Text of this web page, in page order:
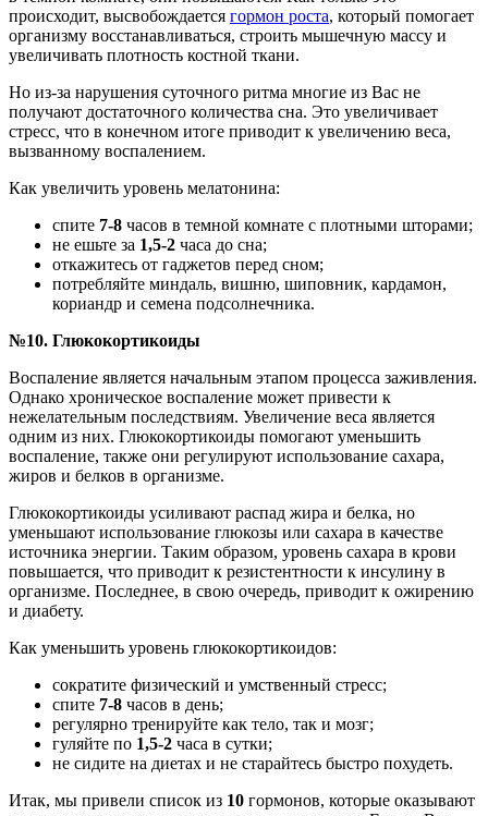
происходит, высвобождается гормон роста, который помогает
организму восстанавливаться, строить мышечную массу и
увеличивать плотность костной ткани.
Но из-за нарушения суточного ритма многие из Вас не
получают достаточного количества сна. Это увеличивает
стресс, что в конечном итоге приводит к увеличению веса,
вызванному воспалением.
Как увеличить уровень мелатонина:
спите 7-8 часов в темной комнате с плотными шторами;
не ешьте за 1,5-2 часа до сна;
откажитесь от гаджетов перед сном;
потребляйте миндаль, вишню, шиповник, кардамон,
кориандр и семена подсолнечника.
№10. Глюкокортикоиды
Воспаление является начальным этапом процесса заживления.
Однако хроническое воспаление может привести к
нежелательным последствиям. Увеличение веса является
одним из них. Глюкокортикоиды помогают уменьшить
воспаление, также они регулируют использование сахара,
жиров и белков в организме.
Глюкокортикоиды усиливают распад жира и белка, но
уменьшают использование глюкозы или сахара в качестве
источника энергии. Таким образом, уровень сахара в крови
повышается, что приводит к резистентности к инсулину в
организме. Последнее, в свою очередь, приводит к ожирению
и диабету.
Как уменьшить уровень глюкокортикоидов:
сократите физический и умственный стресс;
спите 7-8 часов в день;
регулярно тренируйте как тело, так и мозг;
гуляйте по 1,5-2 часа в сутки;
не сидите на диетах и не старайтесь быстро похудеть.
Итак, мы привели список из 10 гормонов, которые оказывают